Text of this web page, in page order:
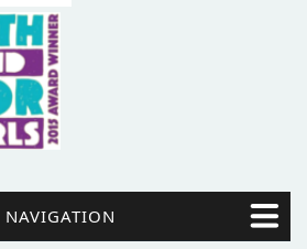
NAVIGATION